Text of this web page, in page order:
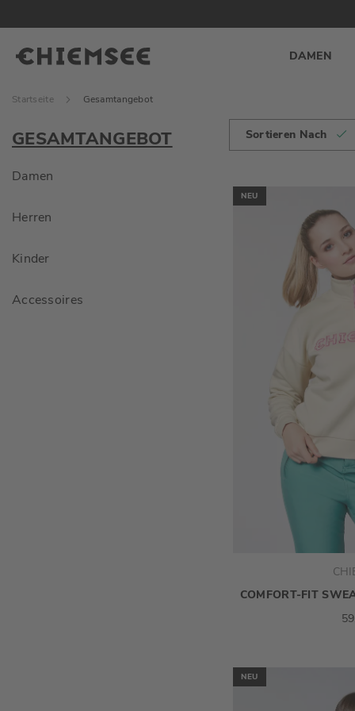
DAMEN
Startseite Gesamtangebot
Sortieren Nach
NEU
COMFORT-FIT
NEU
GESAMTANGEBOT
Damen
Herren
Kinder
Accessoires